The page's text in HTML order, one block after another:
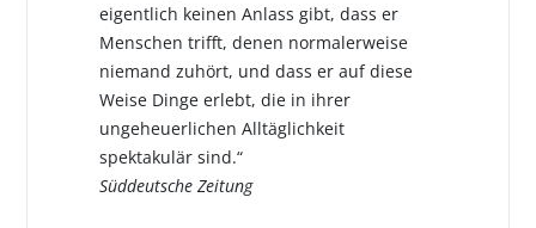
eigentlich keinen Anlass gibt, dass er
Menschen trifft, denen normalerweise
niemand zuhört, und dass er auf diese
Weise Dinge erlebt, die in ihrer
ungeheuerlichen Alltäglichkeit
spektakulär sind.“
Süddeutsche Zeitung